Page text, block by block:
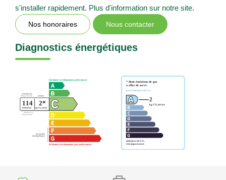
s'installer rapidement. Plus d'information sur notre site.
Nos honoraires Nous contacter
Diagnostics énergétiques